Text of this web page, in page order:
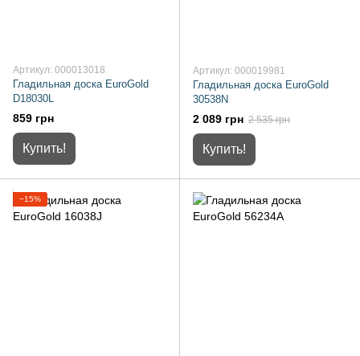
Артикул: 000013018
Гладильная доска EuroGold
D18030L
859 грн
Купить!
Артикул: 000019981
Гладильная доска EuroGold
30538N
2 089 грн 2 535 грн
Купить!
−15%